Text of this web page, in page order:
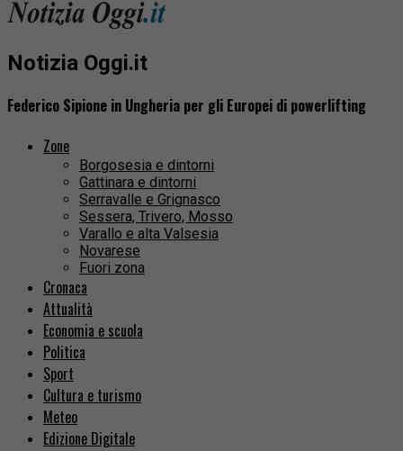
Notizia Oggi.it
Federico Sipione in Ungheria per gli Europei di powerlifting
Zone
Borgosesia e dintorni
Gattinara e dintorni
Serravalle e Grignasco
Sessera, Trivero, Mosso
Varallo e alta Valsesia
Novarese
Fuori zona
Cronaca
Attualità
Economia e scuola
Politica
Sport
Cultura e turismo
Meteo
Edizione Digitale